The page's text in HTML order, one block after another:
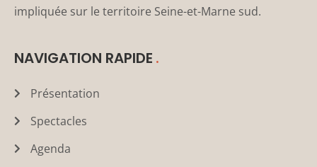
impliquée sur le territoire Seine-et-Marne sud.
NAVIGATION RAPIDE
Présentation
Spectacles
Agenda